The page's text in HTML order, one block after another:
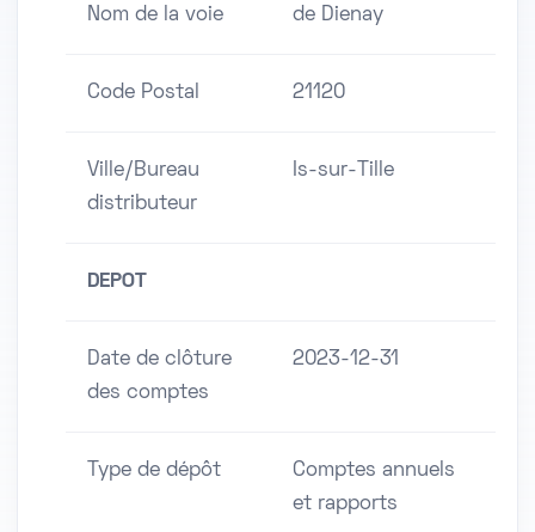
Nom de la voie de Dienay
Code Postal 21120
Ville/Bureau
distributeur
Is-sur-Tille
DEPOT
Date de clôture
des comptes
2023-12-31
Type de dépôt
Comptes annuels
et rapports